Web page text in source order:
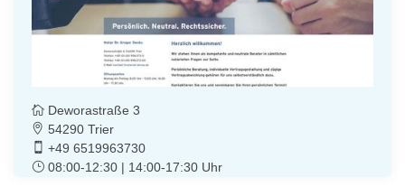
Deworastraße 3
54290 Trier
+49 6519963730
08:00-12:30 | 14:00-17:30 Uhr